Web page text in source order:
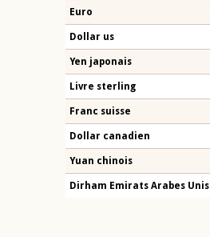
Euro
Dollar us
Yen japonais
Livre sterling
Franc suisse
Dollar canadien
Yuan chinois
Dirham Emirats Arabes Unis